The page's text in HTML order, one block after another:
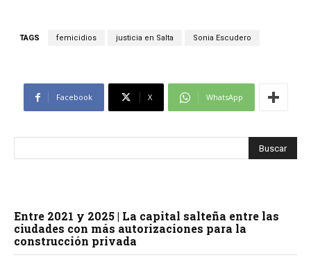
TAGS femicidios justicia en Salta Sonia Escudero
Facebook X WhatsApp
Entre 2021 y 2025 | La capital salteña entre las
ciudades con más autorizaciones para la
construcción privada